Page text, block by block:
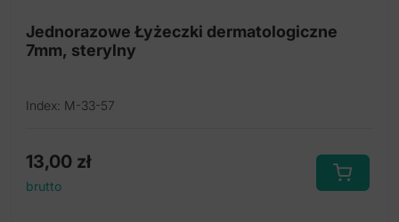
Jednorazowe Łyżeczki dermatologiczne
7mm, sterylny
Index: M-33-57
13,00 zł
brutto